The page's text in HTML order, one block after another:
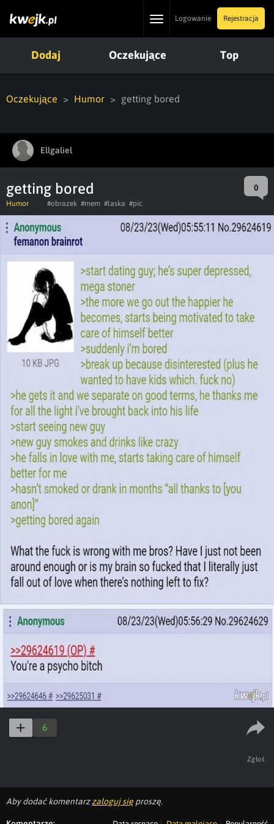
ToggleLogowanie Rejestracja
Dodaj Oczekujące Top
Oczekujące Humor getting bored
Ellgaliel
getting bored 0
Humor #obrazek #mem #laska #pic
6
Zgłoś
Aby dodać komentarzzaloguj się proszę.